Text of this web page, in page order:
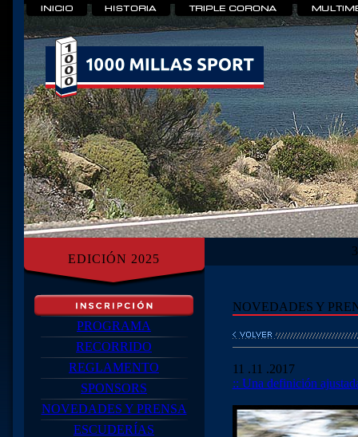
EDICIÓN 2025
PROGRAMA
RECORRIDO
REGLAMENTO
SPONSORS
NOVEDADES Y PRENSA
ESCUDERÍAS
NOVEDADES Y
11 .11 .2017
:: Una definición